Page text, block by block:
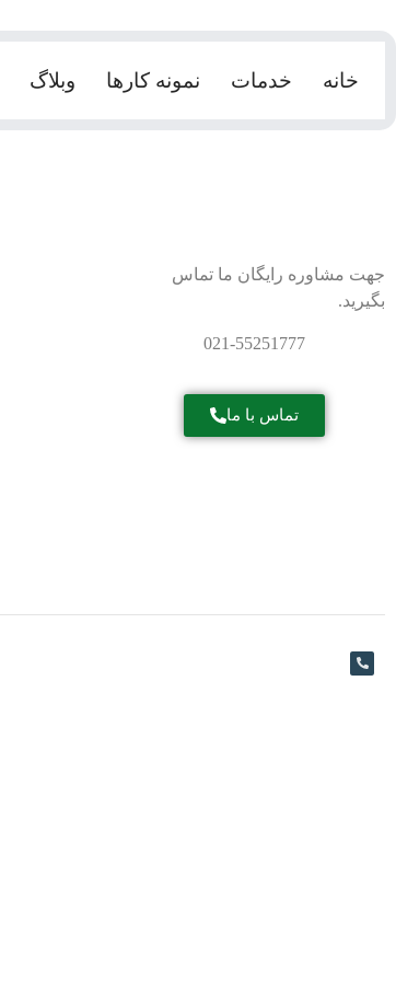
خانه خدمات نمونه کارها وبلاگ
جهت مشاوره رایگان ما تماس
بگیرید.
021-55251777
تماس با ما